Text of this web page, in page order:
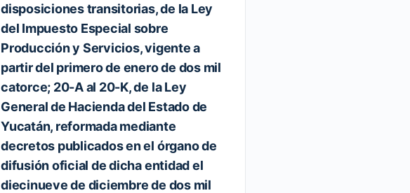
disposiciones transitorias, de la Ley
del Impuesto Especial sobre
Producción y Servicios, vigente a
partir del primero de enero de dos mil
catorce; 20-A al 20-K, de la Ley
General de Hacienda del Estado de
Yucatán, reformada mediante
decretos publicados en el órgano de
difusión oficial de dicha entidad el
diecinueve de diciembre de dos mil